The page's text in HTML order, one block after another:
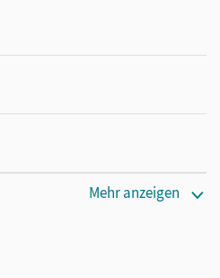
Mehr anzeigen